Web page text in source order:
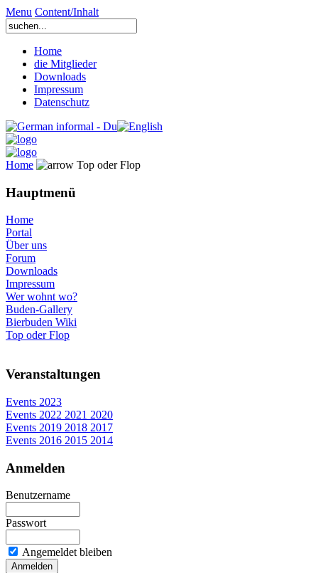
Menu Content/Inhalt
Home
die Mitglieder
Downloads
Impressum
Datenschutz
Home Top oder Flop
Hauptmenü
Home
Portal
Über uns
Forum
Downloads
Impressum
Wer wohnt wo?
Buden-Gallery
Bierbuden Wiki
Top oder Flop
Veranstaltungen
Events 2023
Events 2022 2021 2020
Events 2019 2018 2017
Events 2016 2015 2014
Anmelden
Benutzername
Passwort
Angemeldet bleiben